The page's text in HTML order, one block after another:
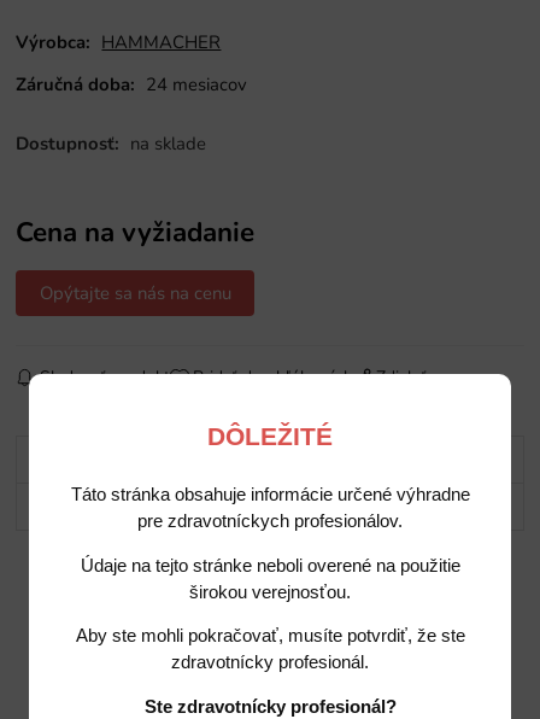
DÔLEŽITÉ
Táto stránka obsahuje informácie určené výhradne
pre zdravotníckych profesionálov.
Údaje na tejto stránke neboli overené na použitie
širokou verejnosťou.
Aby ste mohli pokračovať, musíte potvrdiť, že ste
zdravotnícky profesionál.
Ste zdravotnícky profesionál?
Výrobca: HAMMACHER
Záručná doba: 24 mesiacov
Dostupnosť: na sklade
Cena na vyžiadanie
Opýtajte sa nás na cenu
Sledovať produkt Pridať do obľúbených Zdielať
Potrebujete poradiť?